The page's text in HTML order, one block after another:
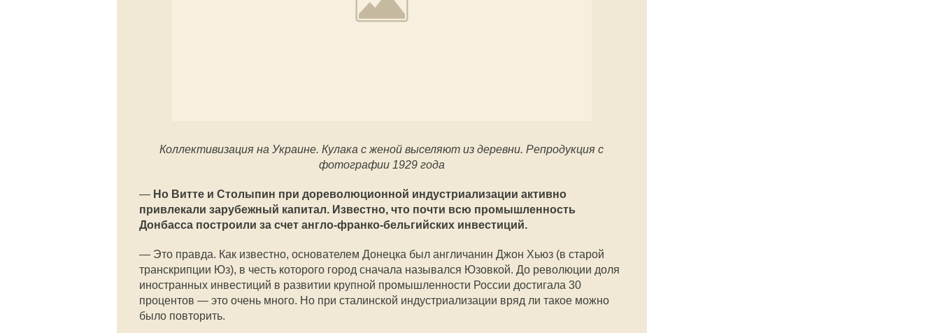
Коллективизация на Украине. Кулака с женой выселяют из деревни. Репродукция с
фотографии 1929 года
— Но Витте и Столыпин при дореволюционной индустриализации активно
привлекали зарубежный капитал. Известно, что почти всю промышленность
Донбасса построили за счет англо-франко-бельгийских инвестиций.
— Это правда. Как известно, основателем Донецка был англичанин Джон Хьюз (в старой
транскрипции Юз), в честь которого город сначала назывался Юзовкой. До революции доля
иностранных инвестиций в развитии крупной промышленности России достигала 30
процентов — это очень много. Но при сталинской индустриализации вряд ли такое можно
было повторить.